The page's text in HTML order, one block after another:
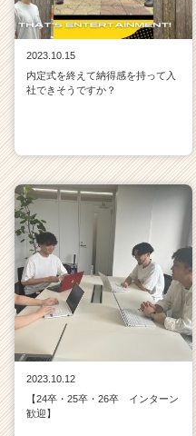
2023.10.15
内定式を終えて納得感を持って入
社できそうですか？
2023.10.12
【24卒・25卒・26卒 インターン
歓迎】